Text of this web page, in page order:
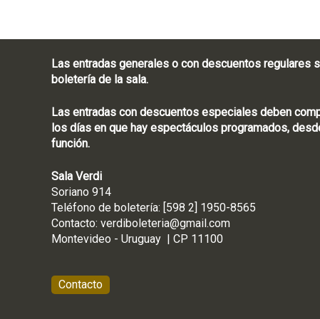
Las entradas generales o con descuentos regulares
boletería de la sala.
Las entradas con descuentos especiales deben
los días en que hay espectáculos programados,
función.
Sala Verdi
Soriano 914
Teléfono de
Contacto: verdiboleteria@gmail.com
Montevideo -
Contacto